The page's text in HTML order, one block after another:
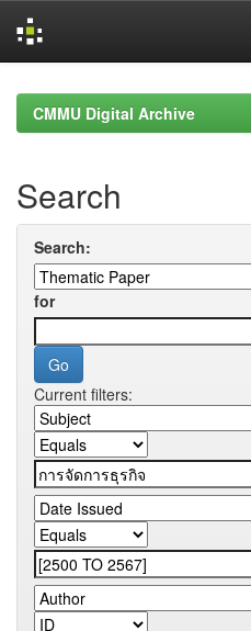
navigationCMMU Digital Archive
Search
Search:
for
Current filters: